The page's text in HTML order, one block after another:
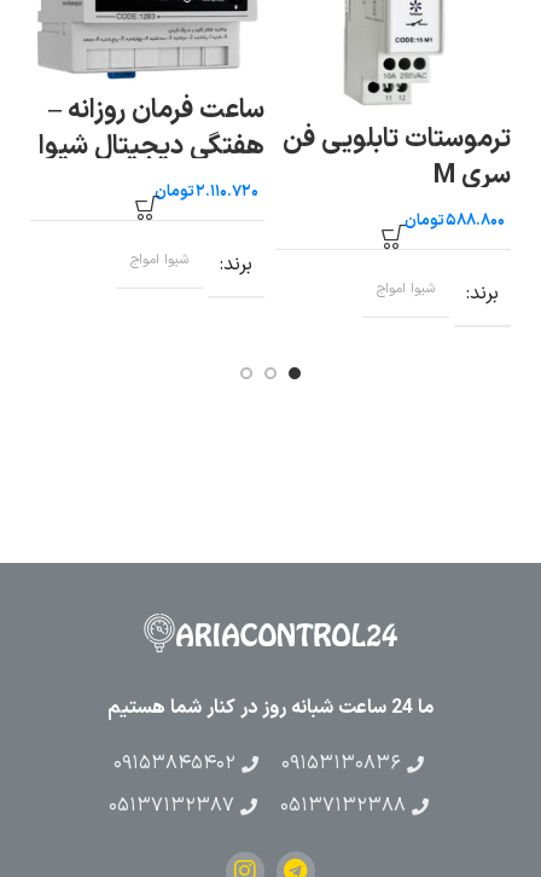
ترموستات تابلویی فن
سری M
تومان
برند شیوا امواج
ساعت فرمان روزانه –
هفتگی دیجیتال شیوا
امواج WTB-30Pتومان
برند شیوا امواج
ما 24 ساعت شبانه روز در کنار شما هستیم
۰۹۱۵۳۱۳۰۸۳۶
۰۹۱۵۳۸۴۵۴۰۲
۰۵۱۳۷۱۳۲۳۸۸
۰۵۱۳۷۱۳۲۳۸۷